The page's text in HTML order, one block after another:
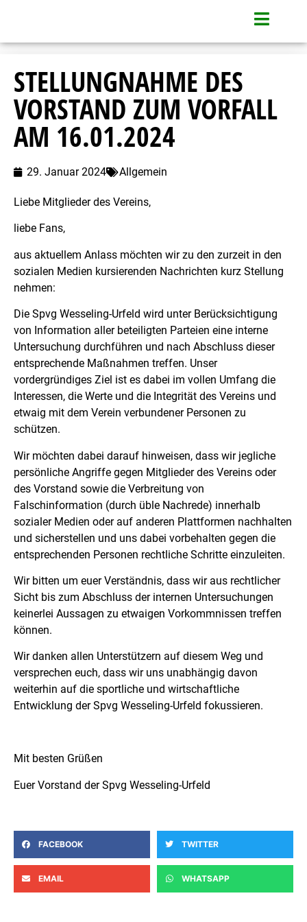
STELLUNGNAHME DES
VORSTAND ZUM VORFALL
AM 16.01.2024
29. Januar 2024 Allgemein
Liebe Mitglieder des Vereins,
liebe Fans,
aus aktuellem Anlass möchten wir zu den zurzeit in den
sozialen Medien kursierenden Nachrichten kurz Stellung
nehmen:
Die Spvg Wesseling-Urfeld wird unter Berücksichtigung
von Information aller beteiligten Parteien eine interne
Untersuchung durchführen und nach Abschluss dieser
entsprechende Maßnahmen treffen. Unser
vordergründiges Ziel ist es dabei im vollen Umfang die
Interessen, die Werte und die Integrität des Vereins und
etwaig mit dem Verein verbundener Personen zu
schützen.
Wir möchten dabei darauf hinweisen, dass wir jegliche
persönliche Angriffe gegen Mitglieder des Vereins oder
des Vorstand sowie die Verbreitung von
Falschinformation (durch üble Nachrede) innerhalb
sozialer Medien oder auf anderen Plattformen nachhalten
und sicherstellen und uns dabei vorbehalten gegen die
entsprechenden Personen rechtliche Schritte einzuleiten.
Wir bitten um euer Verständnis, dass wir aus rechtlicher
Sicht bis zum Abschluss der internen Untersuchungen
keinerlei Aussagen zu etwaigen Vorkommnissen treffen
können.
Wir danken allen Unterstützern auf diesem Weg und
versprechen euch, dass wir uns unabhängig davon
weiterhin auf die sportliche und wirtschaftliche
Entwicklung der Spvg Wesseling-Urfeld fokussieren.
Mit besten Grüßen
Euer Vorstand der Spvg Wesseling-Urfeld
FACEBOOK TWITTER
EMAIL WHATSAPP